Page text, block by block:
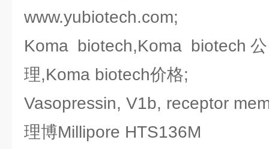
www.yubiotech.com;
Koma biotech,Koma biotech
理,Koma biotech价格;
Vasopressin, V1b, receptor
理博Millipore HTS136M